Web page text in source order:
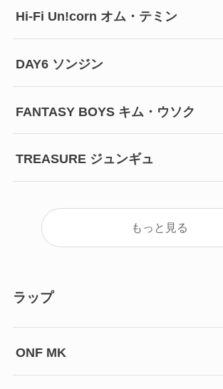
Hi-Fi Un!corn オム・テミン
DAY6 ソンジン
FANTASY BOYS キム・ウソク
TREASURE ジュンギュ
もっと見る
ラップ
ONF MK